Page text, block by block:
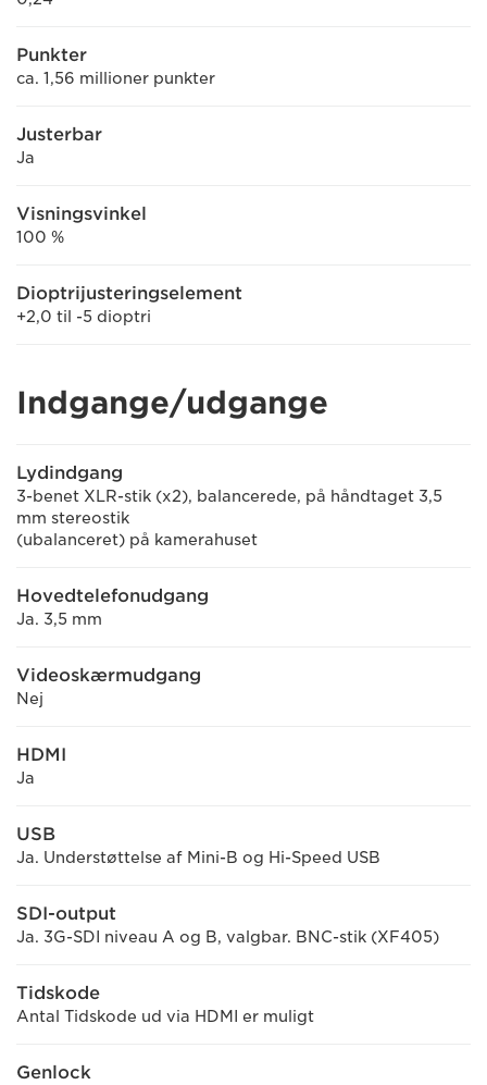
Punkter
ca. 1,56 millioner punkter
Justerbar
Ja
Visningsvinkel
100 %
Dioptrijusteringselement
+2,0 til -5 dioptri
Indgange/udgange
Lydindgang
3-benet XLR-stik (x2), balancerede, på håndtaget 3,5
mm stereostik
(ubalanceret) på kamerahuset
Hovedtelefonudgang
Ja. 3,5 mm
Videoskærmudgang
Nej
HDMI
Ja
USB
Ja. Understøttelse af Mini-B og Hi-Speed USB
SDI-output
Ja. 3G-SDI niveau A og B, valgbar. BNC-stik (XF405)
Tidskode
Antal Tidskode ud via HDMI er muligt
Genlock